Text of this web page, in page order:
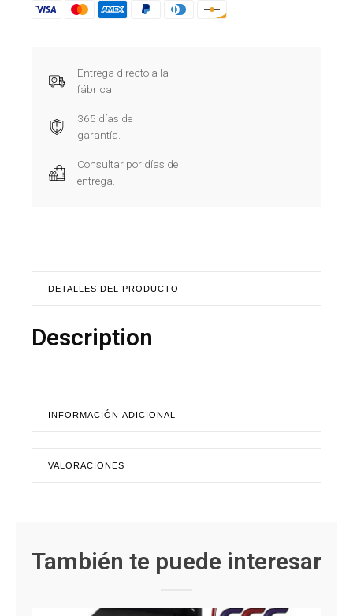
Entrega directo a la
fábrica
365 días de
garantía.
Consultar por días de
entrega.
DETALLES DEL PRODUCTO
Description
-
INFORMACIÓN ADICIONAL
VALORACIONES
También te puede interesar